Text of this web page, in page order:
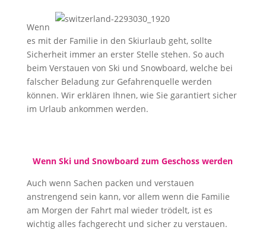
Wenn
es mit der Familie in den Skiurlaub geht, sollte
Sicherheit immer an erster Stelle stehen. So auch
beim Verstauen von Ski und Snowboard, welche bei
falscher Beladung zur Gefahrenquelle werden
können. Wir erklären Ihnen, wie Sie garantiert sicher
im Urlaub ankommen werden.
Wenn Ski und Snowboard zum Geschoss werden
Auch wenn Sachen packen und verstauen
anstrengend sein kann, vor allem wenn die Familie
am Morgen der Fahrt mal wieder trödelt, ist es
wichtig alles fachgerecht und sicher zu verstauen.